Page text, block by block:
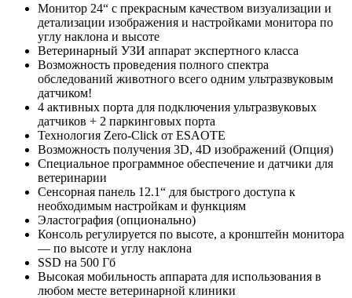
Монитор 24“ с прекрасным качеством визуализации и
детализации изображения и настройками монитора по
углу наклона и высоте
Ветеринарный УЗИ аппарат экспертного класса
Возможность проведения полного спектра
обследований животного всего одним ультразвуковым
датчиком!
4 активных порта для подключения ультразвуковых
датчиков + 2 паркинговых порта
Технология Zero-Click от ESAOTE
Возможность получения 3D, 4D изображений (Опция)
Специальное программное обеспечение и датчики для
ветеринарии
Сенсорная панель 12.1“ для быстрого доступа к
необходимым настройкам и функциям
Эластография (опционально)
Консоль регулируется по высоте, а кронштейн монитора
— по высоте и углу наклона
SSD на 500 Гб
Высокая мобильность аппарата для использования в
любом месте ветеринарной клиники